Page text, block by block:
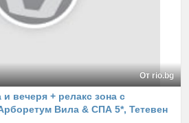
От rio.bg
вечеря + релакс зона с
Вила & СПА 5*, Тетевен